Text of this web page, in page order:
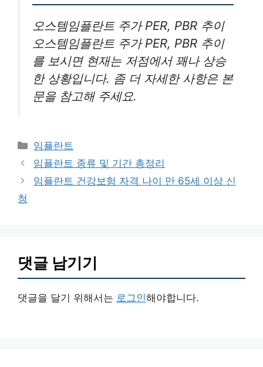
오스템임플란트 주가 PER, PBR 추이
오스템임플란트 주가 PER, PBR 추이
를 보시면 현재는 저점에서 꽤나 상승
한 상황입니다. 좀 더 자세한 사항은 본
문을 참고해 주세요.
카
테
고
리
임플란트
임플란트 종류 및 기간 총정리
임플란트 건강보험 자격 나이 만 65세 이상 신
청
댓글 남기기
댓글을 달기 위해서는 로그인해야합니다.